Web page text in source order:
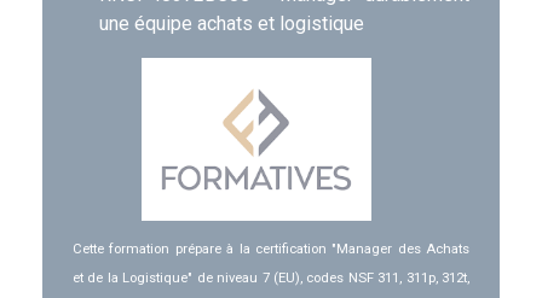
une équipe achats et logistique
Cette formation prépare à la certification "Manager des Achats
et de la Logistique" de niveau 7 (EU), codes NSF 311, 311p, 312t,